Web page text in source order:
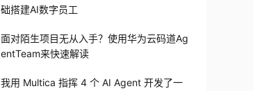
础搭建AI数字员工
面对陌生项目无从入手？使用华为云码道Ag
entTeam来快速解读
我用 Multica 指挥 4 个 AI Agent 开发了一